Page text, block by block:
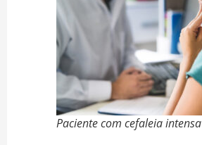
Paciente com cefaleia intensa